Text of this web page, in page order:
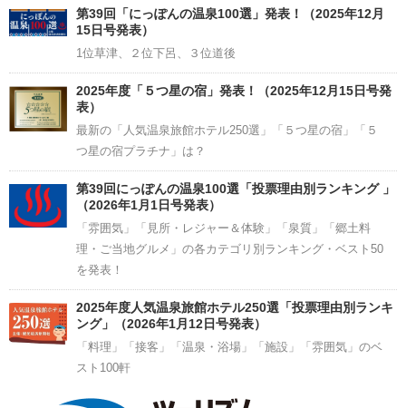
Channel
第39回「にっぽんの温泉100選」発表！（2025年12月
15日号発表）
1位草津、２位下呂、３位道後
2025年度「５つ星の宿」発表！（2025年12月15日号発
表）
最新の「人気温泉旅館ホテル250選」「５つ星の宿」「５
つ星の宿プラチナ」は？
第39回にっぽんの温泉100選「投票理由別ランキング 」
（2026年1月1日号発表）
「雰囲気」「見所・レジャー＆体験」「泉質」「郷土料
理・ご当地グルメ」の各カテゴリ別ランキング・ベスト50
を発表！
2025年度人気温泉旅館ホテル250選「投票理由別ランキ
ング」（2026年1月12日号発表）
「料理」「接客」「温泉・浴場」「施設」「雰囲気」のベ
スト100軒